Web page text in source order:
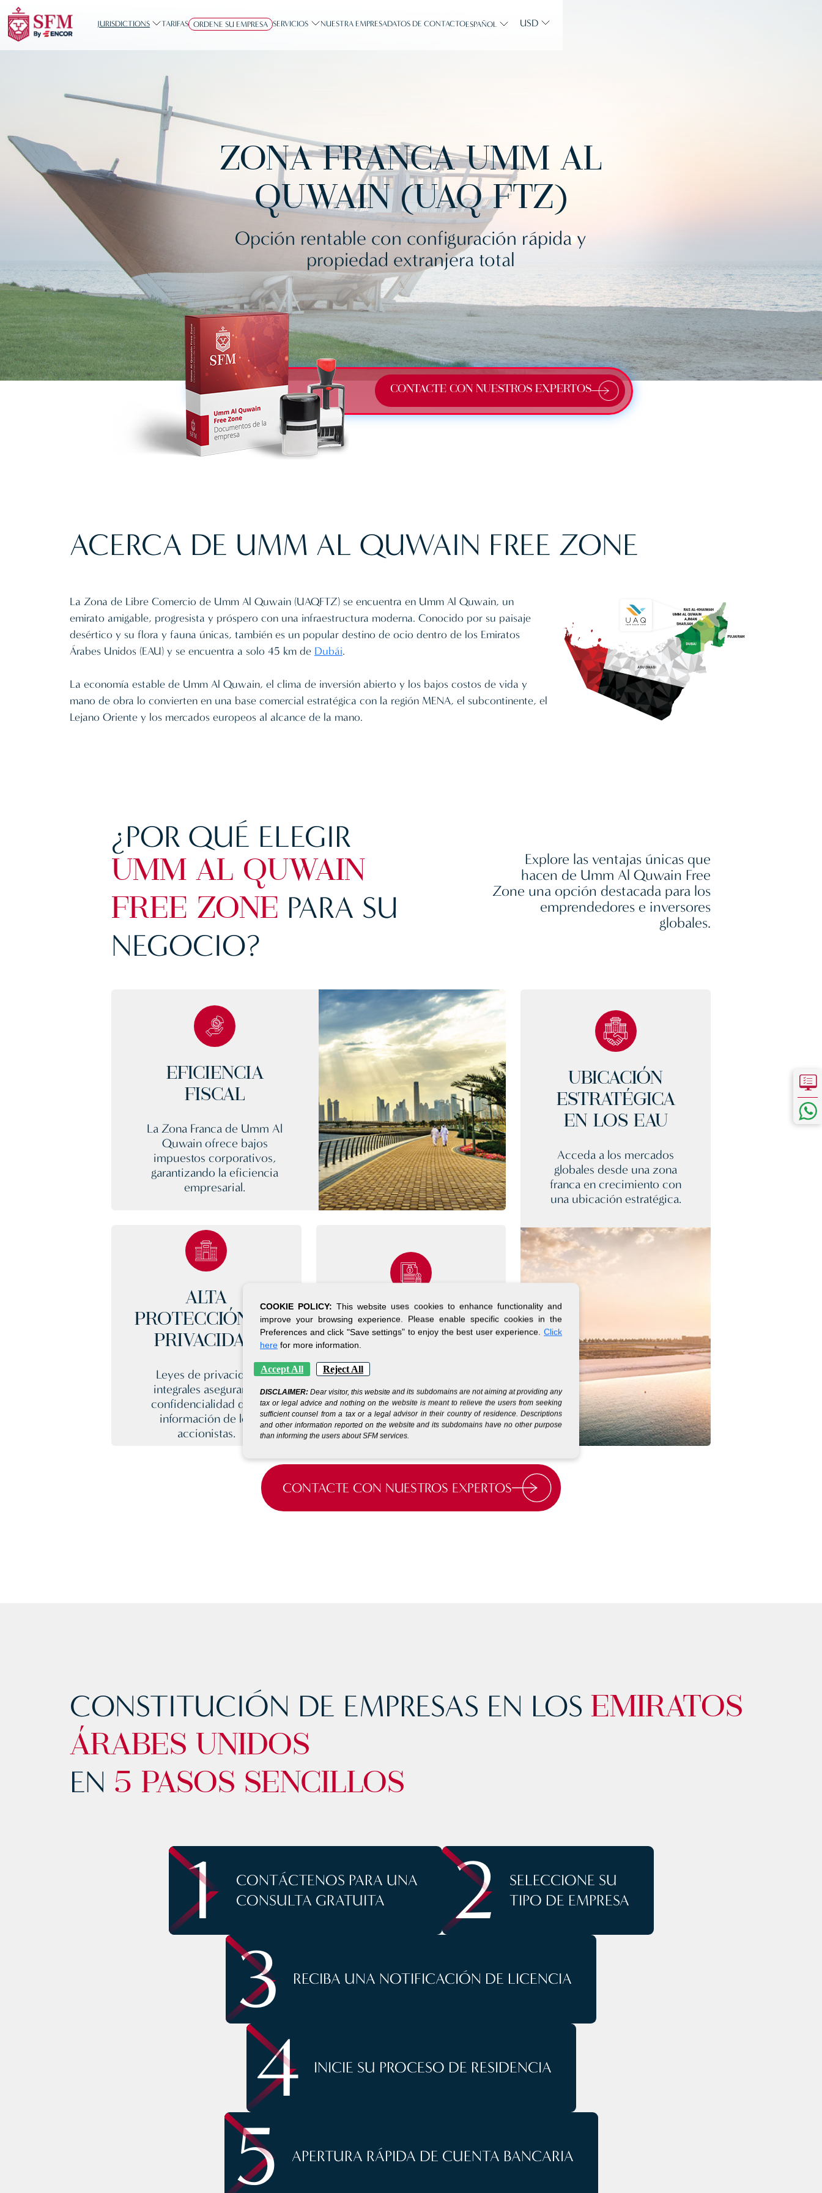
JURISDICTIONS TARIFAS ORDENE SU EMPRESA SERVICIOS NUESTRA EMPRESADATOS DE CONTACTOESPAÑOL USD
ZONA FRANCA UMM AL
QUWAIN (UAQ FTZ)
Opción rentable con configuración rápida y
propiedad extranjera total
CONTACTE CON NUESTROS EXPERTOS
ACERCA DE UMM AL QUWAIN FREE ZONE
La Zona de Libre Comercio de Umm Al Quwain (UAQFTZ) se encuentra en Umm Al Quwain, un
emirato amigable, progresista y próspero con una infraestructura moderna. Conocido por su paisaje
desértico y su flora y fauna únicas, también es un popular destino de ocio dentro de los Emiratos
Árabes Unidos (EAU) y se encuentra a solo 45 km de Dubái.
La economía estable de Umm Al Quwain, el clima de inversión abierto y los bajos costos de vida y
mano de obra lo convierten en una base comercial estratégica con la región MENA, el subcontinente, el
Lejano Oriente y los mercados europeos al alcance de la mano.
¿POR QUÉ ELEGIR
UMM AL QUWAIN
FREE ZONE PARA SU
NEGOCIO?
Explore las ventajas únicas que
hacen de Umm Al Quwain Free
Zone una opción destacada para los
emprendedores e inversores
globales.
EFICIENCIA
FISCAL
La Zona Franca de Umm Al
Quwain ofrece bajos
impuestos corporativos,
garantizando la eficiencia
empresarial.
ALTA
PROTECCIÓN DE
PRIVACIDAD
Leyes de privacidad
integrales aseguran la
confidencialidad de la
información de los
accionistas.
PROCESO DE
CONFIGURACIÓN
SENCILLO
Ponga en marcha su
empresa en pocos días.*
UBICACIÓN
ESTRATÉGICA
EN LOS EAU
Acceda a los mercados
globales desde una zona
franca en crecimiento con
una ubicación estratégica.
CONTACTE CON NUESTROS EXPERTOS
CONSTITUCIÓN DE EMPRESAS EN LOS EMIRATOS
ÁRABES UNIDOS
EN 5 PASOS SENCILLOS
1
CONTÁCTENOS PARA UNA
CONSULTA GRATUITA
2
SELECCIONE SU
TIPO DE EMPRESA
3 RECIBA UNA NOTIFICACIÓN DE LICENCIA
4 INICIE SU PROCESO DE RESIDENCIA
5 APERTURA RÁPIDA DE CUENTA BANCARIA
COOKIE POLICY:This website uses cookies to enhance functionality and
improve your browsing experience. Please enable specific cookies in the
Preferences and click "Save settings" to enjoy the best user experience. Click
here for more information.
Accept All Reject All
DISCLAIMER: Dear visitor, this website and its subdomains are not aiming at providing any
tax or legal advice and nothing on the website is meant to relieve the users from seeking
sufficient counsel from a tax or a legal advisor in their country of residence. Descriptions
and other information reported on the website and its subdomains have no other purpose
than informing the users about SFM services.